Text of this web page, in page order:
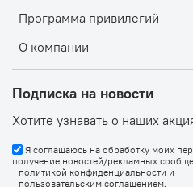
Программа привилегий
О компании
Подписка на новости
Хотите узнавать о наших
Я соглашаюсь на обработку моих
получение новостей/рекламных
политикой конфиденциальности и
пользовательским соглашением.